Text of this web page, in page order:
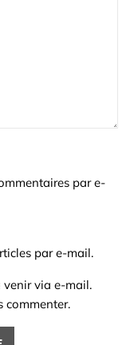
par e-
par e-mail.
venir via e-mail.
commenter.